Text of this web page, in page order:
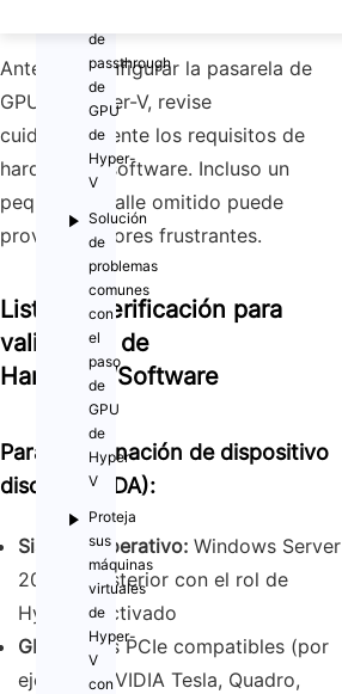
de
passthrough
de
GPU
de
Hyper-
V
Solución
de
problemas
comunes
con
el
paso
de
GPU
de
Hyper-
V
Proteja
sus
máquinas
virtuales
de
Hyper-
V
con
Antes de configurar la pasarela de
GPU de Hyper-V, revise
cuidadosamente los requisitos de
hardware y software. Incluso un
pequeño detalle omitido puede
provocar errores frustrantes.
Lista de verificación para
validación de
Hardware/Software
Para la
asignación de dispositivo
discreto (DDA):
Sistema operativo: Windows Server
2016 o posterior con el rol de
Hyper-V activado
GPU:
GPUs PCIe compatibles (por
ejemplo, NVIDIA Tesla, Quadro,